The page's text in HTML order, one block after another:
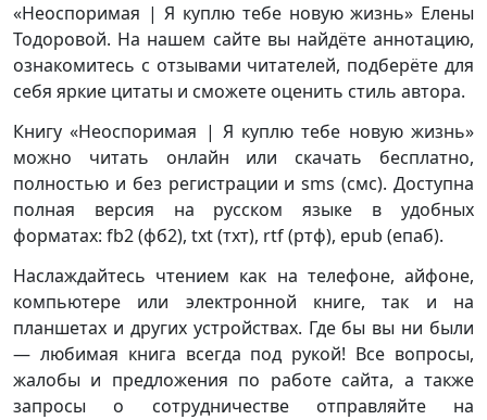
«Неоспоримая | Я куплю тебе новую жизнь» Елены
Тодоровой. На нашем сайте вы найдёте аннотацию,
ознакомитесь с отзывами читателей, подберёте для
себя яркие цитаты и сможете оценить стиль автора.
Книгу «Неоспоримая | Я куплю тебе новую жизнь»
можно читать онлайн или скачать бесплатно,
полностью и без регистрации и sms (смс). Доступна
полная версия на русском языке в удобных
форматах: fb2 (фб2), txt (тхт), rtf (ртф), epub (епаб).
Наслаждайтесь чтением как на телефоне, айфоне,
компьютере или электронной книге, так и на
планшетах и других устройствах. Где бы вы ни были
— любимая книга всегда под рукой! Все вопросы,
жалобы и предложения по работе сайта, а также
запросы о сотрудничестве отправляйте на